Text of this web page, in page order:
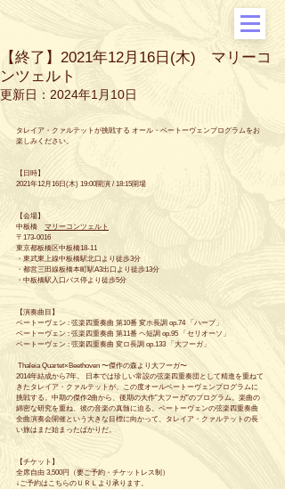
【終了】2021年12月16日(木) マリーコ
ンツェルト
更新日： 2024年1月10日
タレイア・クァルテットが挑戦する オール・ベートーヴェンプログラムをお
楽しみください。
【日時】
2021年12月16日(木) 19:00開演 / 18:15開場
【会場】
中板橋 マリーコンツェルト
〒173-0016
東京都板橋区中板橋18-11
・東武東上線中板橋駅北口より徒歩3分
・都営三田線板橋本町駅A3出口より徒歩13分
・中板橋駅入口バス停より徒歩5分
【演奏曲目】
ベートーヴェン : 弦楽四重奏曲 第10番 変ホ長調 op.74 「ハープ」
ベートーヴェン : 弦楽四重奏曲 第11番 ヘ短調 op.95 「セリオーソ」
ベートーヴェン : 弦楽四重奏曲 変ロ長調 op.133 「大フーガ」
Thaleia Quartet×Beethoven 〜傑作の森より大フーガ〜
2014年結成から7年。 日本では珍しい常設の弦楽四重奏団として精進を重ねて
きたタレイア・クァルテットが、この度オールベートーヴェンプログラムに
挑戦する。中期の傑作2曲から、後期の大作”大フーガ”のプログラム。楽曲の
綿密な研究を重ね、彼の音楽の真髄に迫る。ベートーヴェンの弦楽四重奏曲
全曲演奏会開催という大きな目標に向かって、タレイア・クァルテットの長
い旅はまだ始まったばかりだ。
【チケット】
全席自由 3,500円（要ご予約・チケットレス制）
↓ご予約はこちらのＵＲＬより承ります。